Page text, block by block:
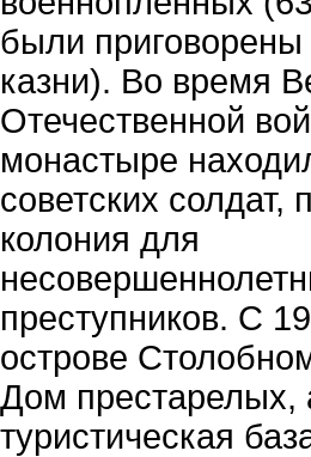
были приговорены
казни). Во время
Отечественной
монастыре
советских солдат,
колония для
преступников. С
острове
Дом престарелых,
туристическая